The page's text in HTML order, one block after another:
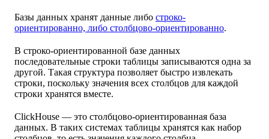
Базы данных хранят данные либо строко-
ориентированно, либо столбцово-ориентированно.
В строко-ориентированной базе данных
последовательные строки таблицы записываются одна за
другой. Такая структура позволяет быстро извлекать
строки, поскольку значения всех столбцов для каждой
строки хранятся вместе.
ClickHouse — это столбцово-ориентированная база
данных. В таких системах таблицы хранятся как набор